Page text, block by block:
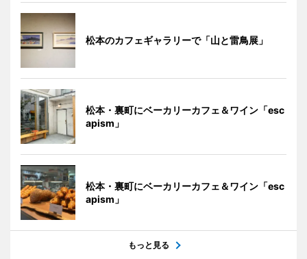
松本のカフェギャラリーで「山と雷鳥展」
松本・裏町にベーカリーカフェ＆ワイン「esc
apism」
松本・裏町にベーカリーカフェ＆ワイン「esc
apism」
もっと見る